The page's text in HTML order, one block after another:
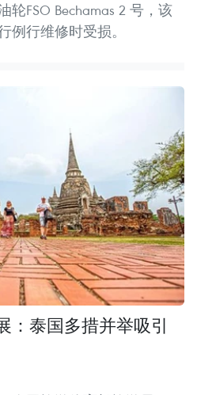
FSO Bechamas 2 号，该
例行维修时受损。
：泰国多措并举吸引